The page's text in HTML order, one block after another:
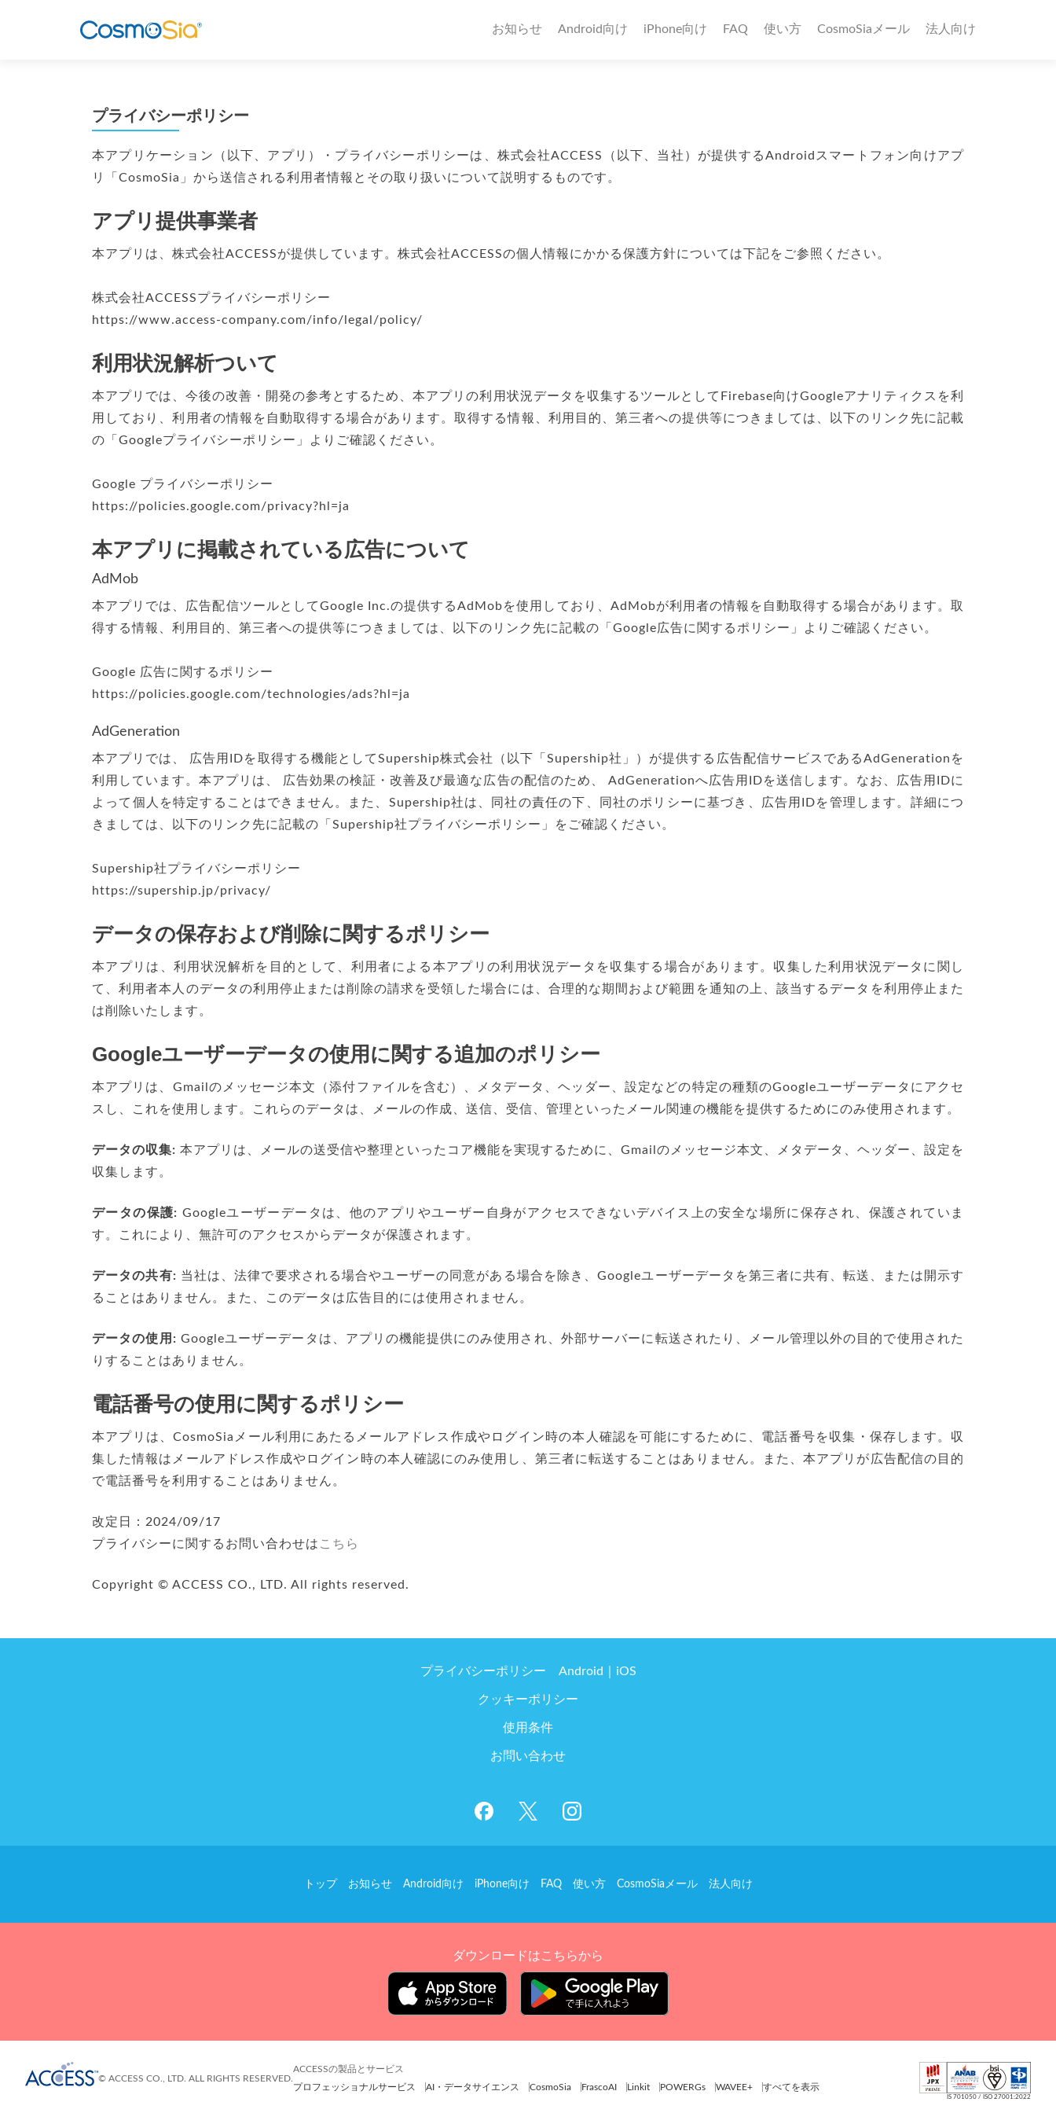
お知らせ Android向け iPhone向け FAQ 使い方 CosmoSiaメール 法人向け
プライバシーポリシー
本アプリケーション（以下、アプリ）・プライバシーポリシーは、株式会社ACCESS（以下、当社）が提供するAndroidスマートフォン向けアプ
リ「CosmoSia」から送信される利用者情報とその取り扱いについて説明するものです。
アプリ提供事業者
本アプリは、株式会社ACCESSが提供しています。株式会社ACCESSの個人情報にかかる保護方針については下記をご参照ください。
株式会社ACCESSプライバシーポリシー
https://www.access-company.com/info/legal/policy/
利用状況解析ついて
本アプリでは、今後の改善・開発の参考とするため、本アプリの利用状況データを収集するツールとしてFirebase向けGoogleアナリティクスを利
用しており、利用者の情報を自動取得する場合があります。取得する情報、利用目的、第三者への提供等につきましては、以下のリンク先に記載
の「Googleプライバシーポリシー」よりご確認ください。
Google プライバシーポリシー
https://policies.google.com/privacy?hl=ja
本アプリに掲載されている広告について
AdMob
本アプリでは、広告配信ツールとしてGoogle Inc.の提供するAdMobを使用しており、AdMobが利用者の情報を自動取得する場合があります。取
得する情報、利用目的、第三者への提供等につきましては、以下のリンク先に記載の「Google広告に関するポリシー」よりご確認ください。
Google 広告に関するポリシー
https://policies.google.com/technologies/ads?hl=ja
AdGeneration
本アプリでは、 広告用IDを取得する機能としてSupership株式会社（以下「Supership社」）が提供する広告配信サービスであるAdGenerationを
利用しています。本アプリは、 広告効果の検証・改善及び最適な広告の配信のため、 AdGenerationへ広告用IDを送信します。なお、広告用IDに
よって個人を特定することはできません。また、Supership社は、同社の責任の下、同社のポリシーに基づき、広告用IDを管理します。詳細につ
きましては、以下のリンク先に記載の「Supership社プライバシーポリシー」をご確認ください。
Supership社プライバシーポリシー
https://supership.jp/privacy/
データの保存および削除に関するポリシー
本アプリは、利用状況解析を目的として、利用者による本アプリの利用状況データを収集する場合があります。収集した利用状況データに関し
て、利用者本人のデータの利用停止または削除の請求を受領した場合には、合理的な期間および範囲を通知の上、該当するデータを利用停止また
は削除いたします。
Googleユーザーデータの使用に関する追加のポリシー
本アプリは、Gmailのメッセージ本文（添付ファイルを含む）、メタデータ、ヘッダー、設定などの特定の種類のGoogleユーザーデータにアクセ
スし、これを使用します。これらのデータは、メールの作成、送信、受信、管理といったメール関連の機能を提供するためにのみ使用されます。
データの収集: 本アプリは、メールの送受信や整理といったコア機能を実現するために、Gmailのメッセージ本文、メタデータ、ヘッダー、設定を
収集します。
データの保護: Googleユーザーデータは、他のアプリやユーザー自身がアクセスできないデバイス上の安全な場所に保存され、保護されていま
す。これにより、無許可のアクセスからデータが保護されます。
データの共有: 当社は、法律で要求される場合やユーザーの同意がある場合を除き、Googleユーザーデータを第三者に共有、転送、または開示す
ることはありません。また、このデータは広告目的には使用されません。
データの使用: Googleユーザーデータは、アプリの機能提供にのみ使用され、外部サーバーに転送されたり、メール管理以外の目的で使用された
りすることはありません。
電話番号の使用に関するポリシー
本アプリは、CosmoSiaメール利用にあたるメールアドレス作成やログイン時の本人確認を可能にするために、電話番号を収集・保存します。収
集した情報はメールアドレス作成やログイン時の本人確認にのみ使用し、第三者に転送することはありません。また、本アプリが広告配信の目的
で電話番号を利用することはありません。
改定日：2024/09/17
プライバシーに関するお問い合わせは こちら
Copyright © ACCESS CO., LTD. All rights reserved.
プライバシーポリシー Android iOS
クッキーポリシー
使用条件
お問い合わせ
トップ お知らせ Android向け iPhone向け FAQ 使い方 CosmoSiaメール 法人向け
ダウンロードはこちらから
© ACCESS CO., LTD. ALL RIGHTS RESERVED.
ACCESSの製品とサービス
プロフェッショナルサービス
AI・データサイエンス CosmoSia FrascoAI Linkit POWERGs WAVEE+ すべてを表示
IS 701050 / ISO 27001:2022